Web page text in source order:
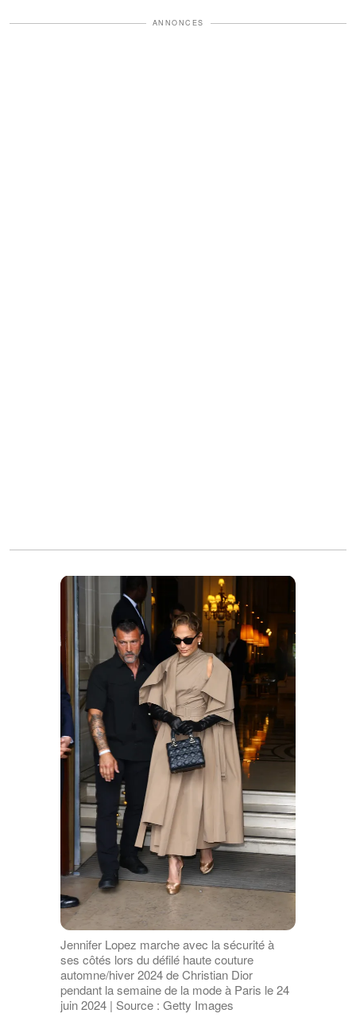
ANNONCES
Jennifer Lopez marche avec la sécurité à
ses côtés lors du défilé haute couture
automne/hiver 2024 de Christian Dior
pendant la semaine de la mode à Paris le 24
juin 2024 | Source : Getty Images